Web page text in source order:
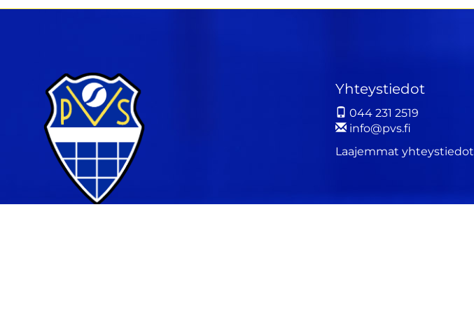
Yhteystiedot
044 231 2519
info@pvs.fi
Laajemmat yhteystiedot